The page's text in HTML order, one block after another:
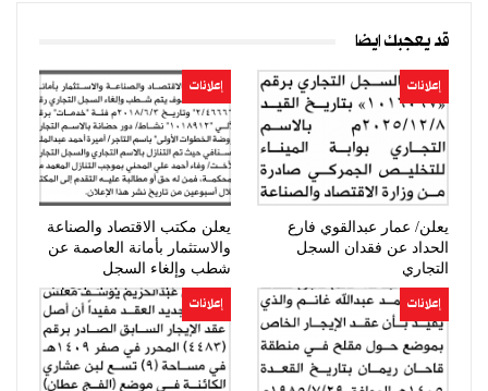
قد يعجبك ايضا
إعلانات
يعلن/ عمار عبدالقوي فارع
الحداد عن فقدان السجل
التجاري
إعلانات
يعلن مكتب الاقتصاد والصناعة
والاستثمار بأمانة العاصمة عن
شطب وإلغاء السجل
التجاري…
إعلانات إعلانات